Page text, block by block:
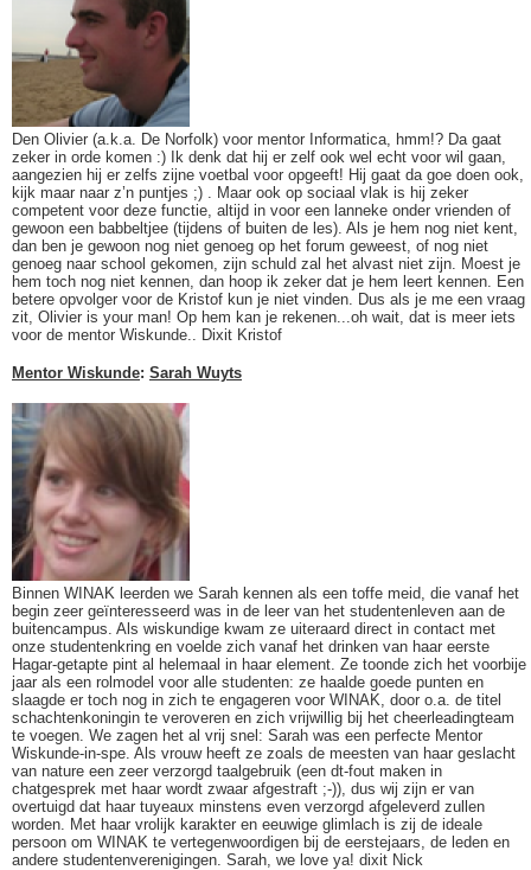
Den Olivier (a.k.a. De Norfolk) voor mentor Informatica, hmm!? Da gaat
zeker in orde komen :) Ik denk dat hij er zelf ook wel echt voor wil gaan,
aangezien hij er zelfs zijne voetbal voor opgeeft! Hij gaat da goe doen ook,
kijk maar naar z’n puntjes ;) . Maar ook op sociaal vlak is hij zeker
competent voor deze functie, altijd in voor een lanneke onder vrienden of
gewoon een babbeltjee (tijdens of buiten de les). Als je hem nog niet kent,
dan ben je gewoon nog niet genoeg op het forum geweest, of nog niet
genoeg naar school gekomen, zijn schuld zal het alvast niet zijn. Moest je
hem toch nog niet kennen, dan hoop ik zeker dat je hem leert kennen. Een
betere opvolger voor de Kristof kun je niet vinden. Dus als je me een vraag
zit, Olivier is your man! Op hem kan je rekenen...oh wait, dat is meer iets
voor de mentor Wiskunde.. Dixit Kristof
Mentor Wiskunde: Sarah Wuyts
Binnen WINAK leerden we Sarah kennen als een toffe meid, die vanaf het
begin zeer geïnteresseerd was in de leer van het studentenleven aan de
buitencampus. Als wiskundige kwam ze uiteraard direct in contact met
onze studentenkring en voelde zich vanaf het drinken van haar eerste
Hagar-getapte pint al helemaal in haar element. Ze toonde zich het voorbije
jaar als een rolmodel voor alle studenten: ze haalde goede punten en
slaagde er toch nog in zich te engageren voor WINAK, door o.a. de titel
schachtenkoningin te veroveren en zich vrijwillig bij het cheerleadingteam
te voegen. We zagen het al vrij snel: Sarah was een perfecte Mentor
Wiskunde-in-spe. Als vrouw heeft ze zoals de meesten van haar geslacht
van nature een zeer verzorgd taalgebruik (een dt-fout maken in
chatgesprek met haar wordt zwaar afgestraft ;-)), dus wij zijn er van
overtuigd dat haar tuyeaux minstens even verzorgd afgeleverd zullen
worden. Met haar vrolijk karakter en eeuwige glimlach is zij de ideale
persoon om WINAK te vertegenwoordigen bij de eerstejaars, de leden en
andere studentenverenigingen. Sarah, we love ya! dixit Nick